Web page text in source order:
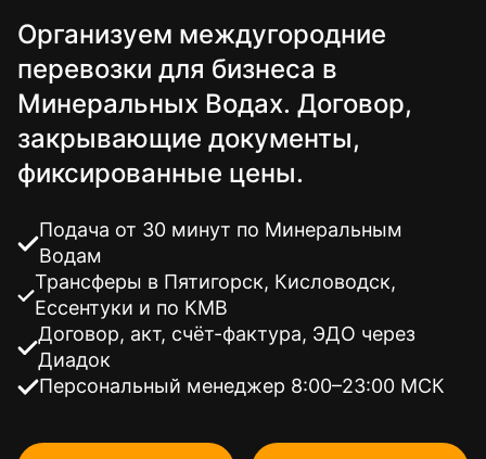
Организуем междугородние
перевозки для бизнеса в
Минеральных Водах. Договор,
закрывающие документы,
фиксированные цены.
Подача от 30 минут по Минеральным
Водам
Трансферы в Пятигорск, Кисловодск,
Ессентуки и по КМВ
Договор, акт, счёт-фактура, ЭДО через
Диадок
Персональный менеджер 8:00–23:00 МСК